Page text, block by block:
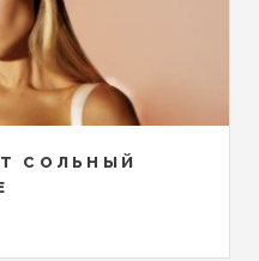
СОЛЬНЫЙ